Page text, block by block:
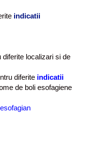
indicatii
localizari si de
diferite indicatii
de boli esofagiene